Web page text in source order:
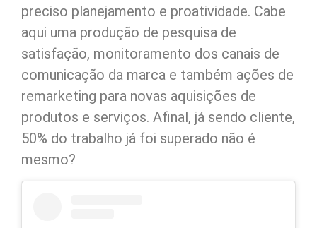
preciso planejamento e proatividade. Cabe
aqui uma produção de pesquisa de
satisfação, monitoramento dos canais de
comunicação da marca e também ações de
remarketing para novas aquisições de
produtos e serviços. Afinal, já sendo cliente,
50% do trabalho já foi superado não é
mesmo?